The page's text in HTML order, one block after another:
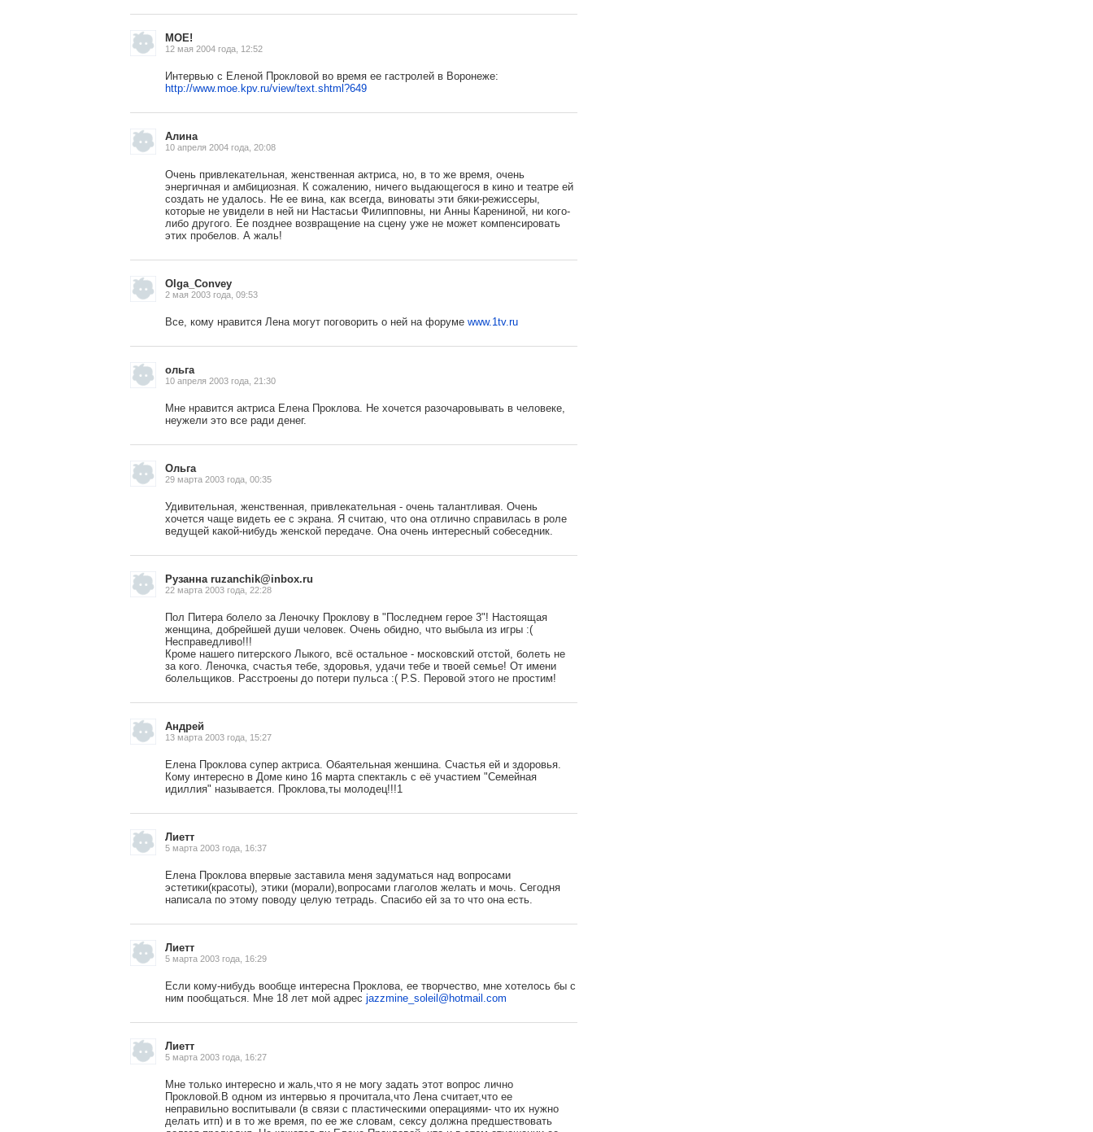
MOE!
12 мая 2004 года, 12:52
Интервью с Еленой Прокловой во время ее гастролей в Воронеже:
http://www.moe.kpv.ru/view/text.shtml?649
Алина
10 апреля 2004 года, 20:08
Очень привлекательная, женственная актриса, но, в то же время, очень
энергичная и амбициозная. К сожалению, ничего выдающегося в кино и театре ей
создать не удалось. Не ее вина, как всегда, виноваты эти бяки-режиссеры,
которые не увидели в ней ни Настасьи Филипповны, ни Анны Карениной, ни кого-
либо другого. Ее позднее возвращение на сцену уже не может компенсировать
этих пробелов. А жаль!
Olga_Convey
2 мая 2003 года, 09:53
Все, кому нравится Лена могут поговорить о ней на форумеwww.1tv.ru
ольга
10 апреля 2003 года, 21:30
Мне нравится актриса Елена Проклова. Не хочется разочаровывать в человеке,
неужели это все ради денег.
Ольга
29 марта 2003 года, 00:35
Удивительная, женственная, привлекательная - очень талантливая. Очень
хочется чаще видеть ее с экрана. Я считаю, что она отлично справилась в роле
ведущей какой-нибудь женской передаче. Она очень интересный собеседник.
Рузаннаruzanchik@inbox.ru
22 марта 2003 года, 22:28
Пол Питера болело за Леночку Проклову в "Последнем герое 3"! Настоящая
женщина, добрейшей души человек. Очень обидно, что выбыла из игры :(
Несправедливо!!!
Кроме нашего питерского Лыкого, всё остальное - московский отстой, болеть не
за кого. Леночка, счастья тебе, здоровья, удачи тебе и твоей семье! От имени
болельщиков. Расстроены до потери пульса :( P.S. Перовой этого не простим!
Андрей
13 марта 2003 года, 15:27
Елена Проклова супер актриса. Обаятельная женшина. Счастья ей и здоровья.
Кому интересно в Доме кино 16 марта спектакль с её участием "Семейная
идиллия" называется. Проклова,ты молодец!!!1
Лиетт
5 марта 2003 года, 16:37
Елена Проклова впервые заставила меня задуматься над вопросами
эстетики(красоты), этики (морали),вопросами глаголов желать и мочь. Сегодня
написала по этому поводу целую тетрадь. Спасибо ей за то что она есть.
Лиетт
5 марта 2003 года, 16:29
Если кому-нибудь вообще интересна Проклова, ее творчество, мне хотелось бы с
ним пообщаться. Мне 18 лет мой адресjazzmine_soleil@hotmail.com
Лиетт
5 марта 2003 года, 16:27
Мне только интересно и жаль,что я не могу задать этот вопрос лично
Прокловой.В одном из интервью я прочитала,что Лена считает,что ее
неправильно воспитывали (в связи с пластическими операциями- что их нужно
делать итп) и в то же время, по ее же словам, сексу должна предшествовать